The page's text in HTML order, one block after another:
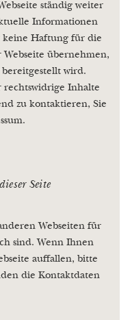
ständig weiter
Informationen
keine Haftung für die
übernehmen,
wird.
rechtswidrige Inhalte
zu kontaktieren, Sie
Seite
Webseiten für
sind. Wenn Ihnen
auffallen, bitte
die Kontaktdaten